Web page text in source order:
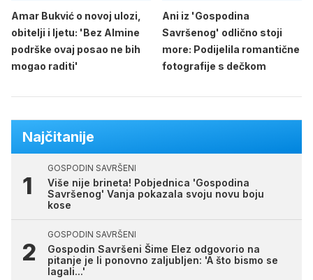
Amar Bukvić o novoj ulozi,
obitelji i ljetu: 'Bez Almine
podrške ovaj posao ne bih
mogao raditi'
Ani iz 'Gospodina
Savršenog' odlično stoji
more: Podijelila romantične
fotografije s dečkom
Najčitanije
GOSPODIN SAVRŠENI
Više nije brineta! Pobjednica 'Gospodina
Savršenog' Vanja pokazala svoju novu boju
kose
GOSPODIN SAVRŠENI
Gospodin Savršeni Šime Elez odgovorio na
pitanje je li ponovno zaljubljen: 'A što bismo se
lagali...'